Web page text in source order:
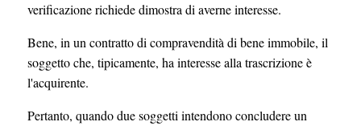
verificazione richiede dimostra di averne interesse.
Bene, in un contratto di compravendità di bene immobile, il
soggetto che, tipicamente, ha interesse alla trascrizione è
l'acquirente.
Pertanto, quando due soggetti intendono concludere un